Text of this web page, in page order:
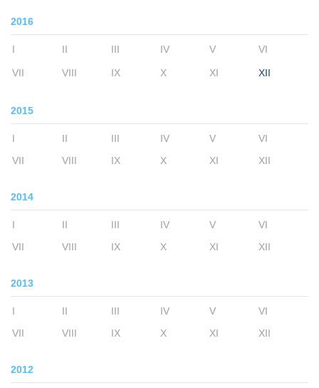
2016
I II III IV V VI
VII VIII IX X XI XII
2015
I II III IV V
VI
VII
VIII IX X XI XII
2014
I II III IV V
VI
VII
VIII IX X XI XII
2013
I II III IV V
VI
VII
VIII IX X XI XII
2012